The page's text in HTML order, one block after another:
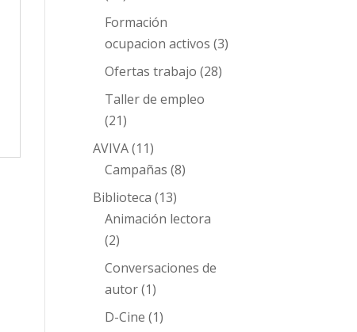
Formación
ocupacion activos (3)
Ofertas trabajo (28)
Taller de empleo
(21)
AVIVA(11)
Campañas (8)
Biblioteca (13)
Animación lectora
(2)
Conversaciones de
autor(1)
D-Cine (1)